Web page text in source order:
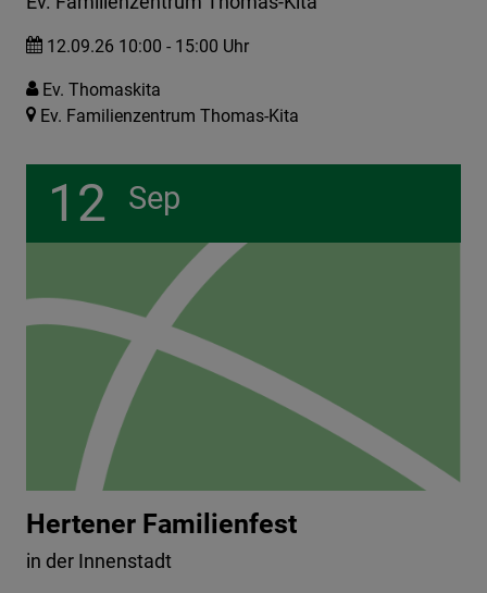
12.09.26 10:00 - 15:00 Uhr
Ev. Thomaskita
Ev. Familienzentrum Thomas-Kita
12 Sep
Hertener Familienfest
in der Innenstadt